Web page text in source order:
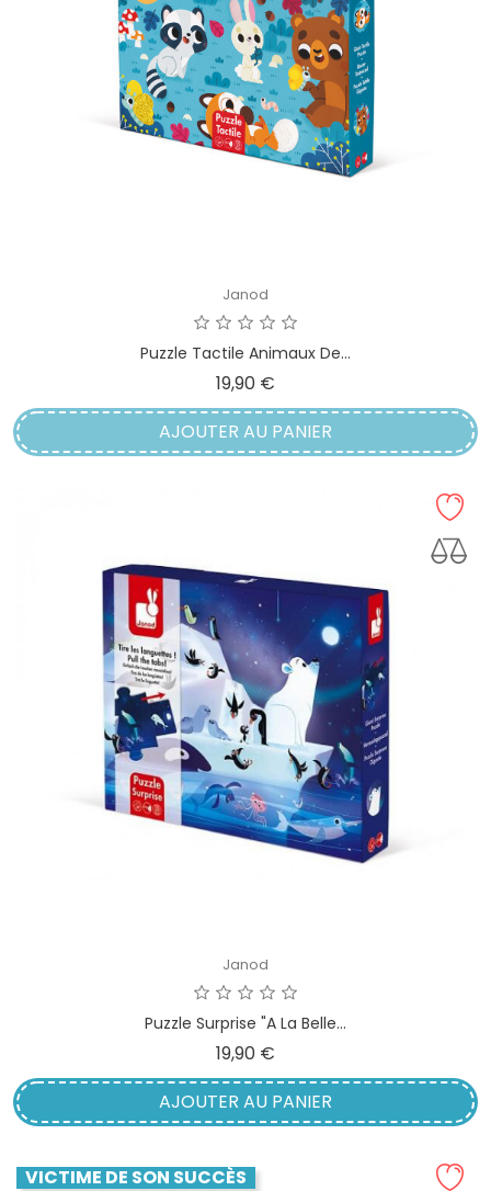
Janod
Puzzle Tactile Animaux De...
19,90 €
AJOUTER AU PANIER
Janod
Puzzle Surprise "A La Belle...
19,90 €
AJOUTER AU PANIER
VICTIME DE SON SUCCÈS